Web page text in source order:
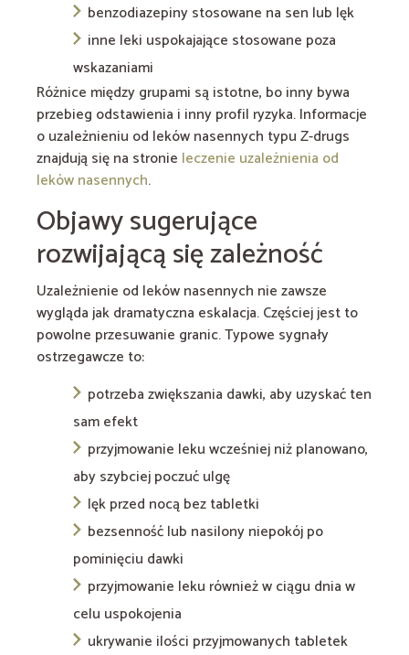
benzodiazepiny stosowane na sen lub lęk
inne leki uspokajające stosowane poza
wskazaniami
Różnice między grupami są istotne, bo inny bywa
przebieg odstawienia i inny profil ryzyka. Informacje
o uzależnieniu od leków nasennych typu Z-drugs
znajdują się na stronie leczenie uzależnienia od
leków nasennych.
Objawy sugerujące
rozwijającą się zależność
Uzależnienie od leków nasennych nie zawsze
wygląda jak dramatyczna eskalacja. Częściej jest to
powolne przesuwanie granic. Typowe sygnały
ostrzegawcze to:
potrzeba zwiększania dawki, aby uzyskać ten
sam efekt
przyjmowanie leku wcześniej niż planowano,
aby szybciej poczuć ulgę
lęk przed nocą bez tabletki
bezsenność lub nasilony niepokój po
pominięciu dawki
przyjmowanie leku również w ciągu dnia w
celu uspokojenia
ukrywanie ilości przyjmowanych tabletek